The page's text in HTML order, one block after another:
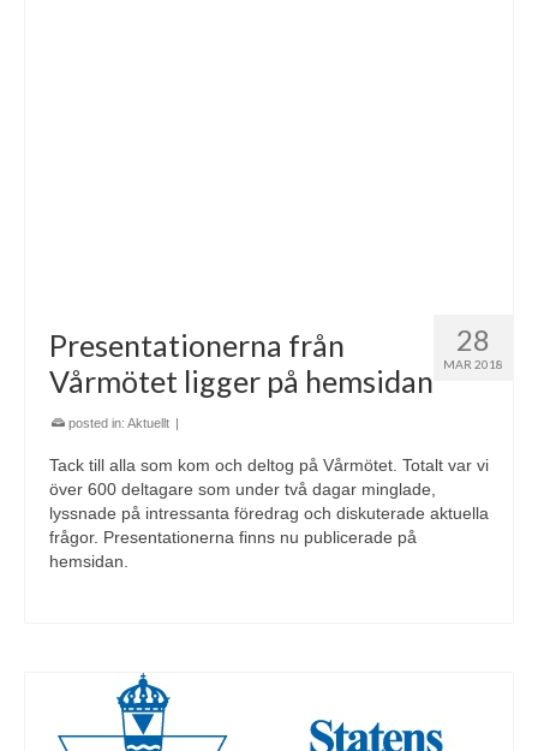
28
MAR 2018
Presentationerna från
Vårmötet ligger på hemsidan
posted in: Aktuellt |
Tack till alla som kom och deltog på Vårmötet. Totalt var vi
över 600 deltagare som under två dagar minglade,
lyssnade på intressanta föredrag och diskuterade aktuella
frågor. Presentationerna finns nu publicerade på
hemsidan.